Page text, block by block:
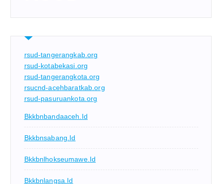
rsud-tangerangkab.org
rsud-kotabekasi.org
rsud-tangerangkota.org
rsucnd-acehbaratkab.org
rsud-pasuruankota.org
Bkkbnbandaaceh.id
Bkkbnsabang.id
Bkkbnlhokseumawe.id
Bkkbnlangsa.id